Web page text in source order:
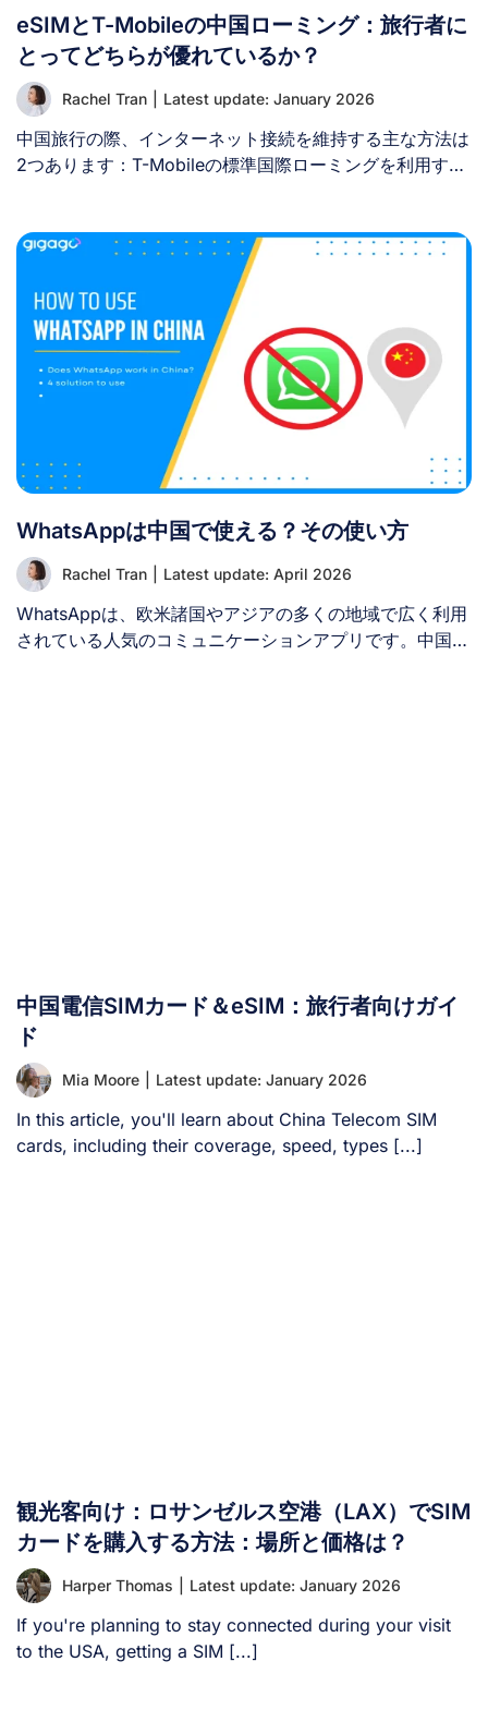
キャンしようとすると、システムが拒否するかアクティベ
ーションエラーが表示されます。その理由は以下の通りで
す： 別のスマートフォンやタブレットでeSIMを利用した
い場合、通常はそのデバイス用に別途eSIMプランを購入
する必要があります。 II. 1つのeSIMから別のデバイスへ
データ接続を共有することは可能ですか？ eSIMを複数デ
バイスに転送またはインストールすることはできません
能です。 ホットスポット機能は非常に効果的ですが、管
理すべきいくつかのトレードオフがあります： 一部の通
信事業者はテザリングを制限する場合があるため、購入前
にeSIMプランの詳細を確認してください。 要するに、
eSIMのインターネット接続は共有可能ですが、eSIMプロ
ファイルそのものは共有できません。 [...]
eSIMとT-Mobileの中国ローミング：旅行者に
とってどちらが優れているか？
Rachel Tran Latest update: January 2026
中国旅行の際、インターネット接続を維持する主な方法は
2つあります：T-Mobileの標準国際ローミングを利用する
とT-Mobileローミングを、各オプションの仕組み・購入
方法・インストール・アクティベーション・費用・互換性
などの観点から比較します。これにより、中国旅行に最適
なソリューションを見極めるお手伝いをします。 I. eSIM
とT-Mobileの中国ローミング比較 – 並列比較 T-Mobileの
多くのプランには国際ローミングが含まれています。中国
到着時、端末は自動的にT-Mobileの提携ネットワーク
（通常は中国移動または中国聯通）に接続します。 一
方、中国のeSIMは物理SIMカードを使用せずにモバイルデ
ータプランを即時ダウンロードできるデジタルSIMカード
ます。 以下に中国旅行におけるeSIMとT-Mobileローミン
グの簡易比較を示します。 Factor トラベルeSIM T-
Mobileローミング 購入方法 出発前/出発後にオンライン
で購入 現在のプランに組み込み済み；オプションの追加
パス 互換性 [...]
WhatsAppは中国で使える？その使い方
Rachel Tran Latest update: April 2026
WhatsAppは、欧米諸国やアジアの多くの地域で広く利用
されている人気のコミュニケーションアプリです。中国へ
グレート・ファイアウォール」によって、引き続きブロッ
クされています。 その結果、中国に滞在している際、
WhatsAppはサーバーに接続できず、通常の中国のインタ
ーネット接続を使用している限り、ユーザーはメッセージ
の送受信、通話、その他の機能を利用することができませ
ん。 中国でWhatsAppは使えますか？ はい、中国でも
WhatsAppは利用可能です。ただし、VPN（仮想プライベ
れるため、中国ではなくその場所から閲覧しているかのよ
うに見えます。これにより、WhatsAppやその他のブロッ
クされたサービスに通常通りアクセスできるようになりま
す。 中国でのVPN利用により、WhatsAppやGoogle、
Facebookなどのブロックされたアプリにアクセスできま
す。 [...]
中国電信SIMカード＆eSIM：旅行者向けガイ
ド
Mia Moore Latest update: January 2026
In this article, you'll learn about China Telecom SIM
cards, including their coverage, speed, types [...]
観光客向け：ロサンゼルス空港（LAX）でSIM
カードを購入する方法：場所と価格は？
Harper Thomas Latest update: January 2026
If you're planning to stay connected during your visit
to the USA, getting a SIM [...]